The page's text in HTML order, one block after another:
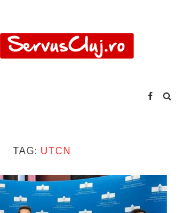
TAG: UTCN